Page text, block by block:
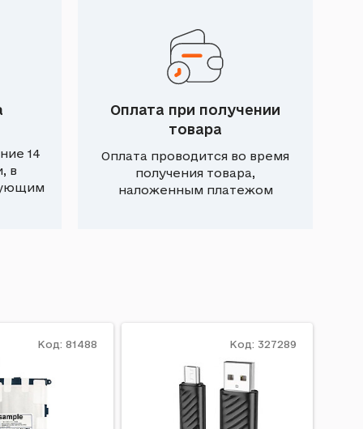
14
в
Оплата при получении
товара
Оплата проводится во время
получения товара,
наложенным платежом
Код: 81488 Код: 327289